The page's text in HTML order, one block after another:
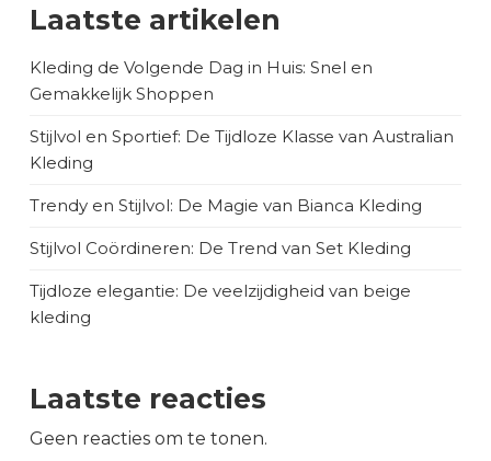
Laatste artikelen
Kleding de Volgende Dag in Huis: Snel en
Gemakkelijk Shoppen
Stijlvol en Sportief: De Tijdloze Klasse van Australian
Kleding
Trendy en Stijlvol: De Magie van Bianca Kleding
Stijlvol Coördineren: De Trend van Set Kleding
Tijdloze elegantie: De veelzijdigheid van beige
kleding
Laatste reacties
Geen reacties om te tonen.